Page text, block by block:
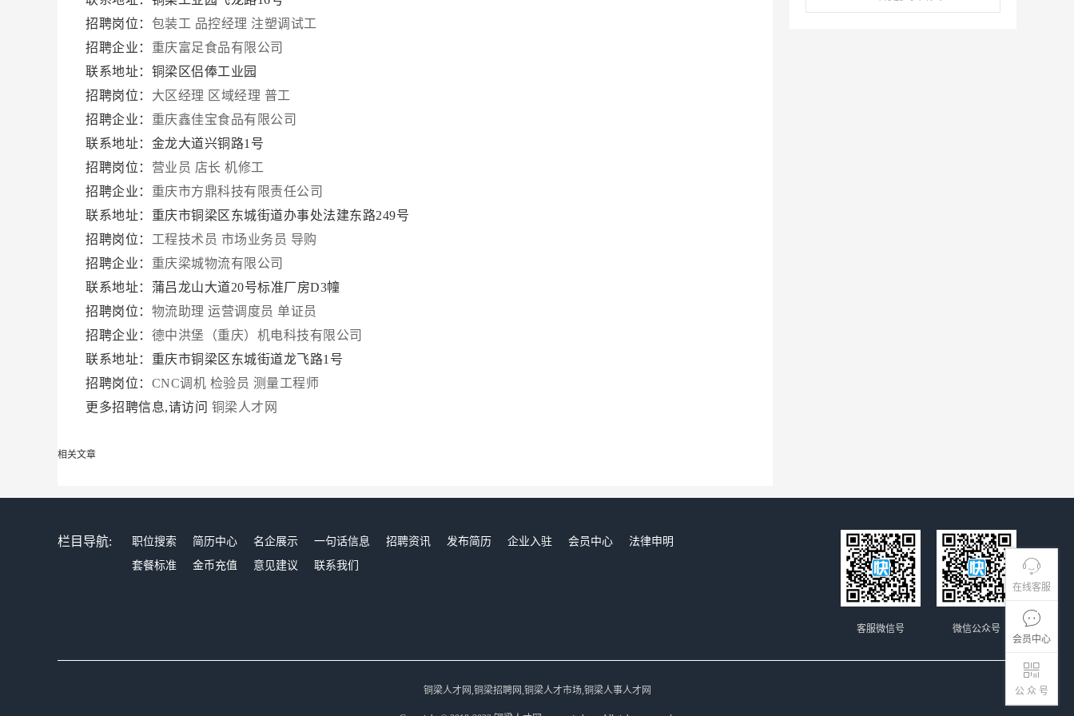
在线客服
会员中心
公 众 号
招聘岗位： 包装工 品控经理 注塑调试工
招聘企业： 重庆富足食品有限公司
联系地址：铜梁区侣俸工业园
招聘岗位： 大区经理 区域经理 普工
招聘企业： 重庆鑫佳宝食品有限公司
联系地址：金龙大道兴铜路1号
招聘岗位： 营业员 店长 机修工
招聘企业： 重庆市方鼎科技有限责任公司
联系地址：重庆市铜梁区东城街道办事处法建东路249号
招聘岗位： 工程技术员 市场业务员 导购
招聘企业： 重庆梁城物流有限公司
联系地址：蒲吕龙山大道20号标准厂房D3幢
招聘岗位： 物流助理 运营调度员 单证员
招聘企业： 德中洪堡（重庆）机电科技有限公司
联系地址：重庆市铜梁区东城街道龙飞路1号
招聘岗位： CNC调机 检验员 测量工程师
更多招聘信息,请访问 铜梁人才网
相关文章
栏目导航: 职位搜索 简历中心 名企展示 一句话信息 招聘资讯 发布简历 企业入驻 会员中心
法律申明
套餐标准
金币充值 意见建议 联系我们
微信公众号
客服微信号
铜梁人才网,铜梁招聘网,铜梁人才市场,铜梁人事人才网